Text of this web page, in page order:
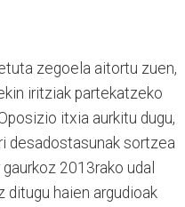
zegoela aitortu zuen,
iritziak partekatzeko
itxia aurkitu dugu,
desadostasunak sortzea
2013rako udal
ditugu haien argudioak